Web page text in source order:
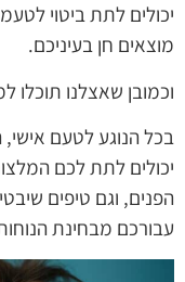
יכולים לתת ביטוי
מוצאים חן בעיניכם.
וכמובן שאצלנו תוכלו
בכל הנוגע לטעם
יכולים לתת לכם
הפנים, וגם טיפים
עבורכם מבחינת